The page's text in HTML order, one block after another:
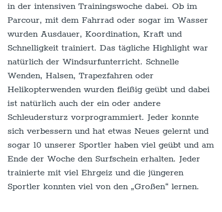
in der intensiven Trainingswoche dabei. Ob im
Parcour, mit dem Fahrrad oder sogar im Wasser
wurden Ausdauer, Koordination, Kraft und
Schnelligkeit trainiert. Das tägliche Highlight war
natürlich der Windsurfunterricht. Schnelle
Wenden, Halsen, Trapezfahren oder
Helikopterwenden wurden fleißig geübt und dabei
ist natürlich auch der ein oder andere
Schleudersturz vorprogrammiert. Jeder konnte
sich verbessern und hat etwas Neues gelernt und
sogar 10 unserer Sportler haben viel geübt und am
Ende der Woche den Surfschein erhalten. Jeder
trainierte mit viel Ehrgeiz und die jüngeren
Sportler konnten viel von den „Großen“ lernen.